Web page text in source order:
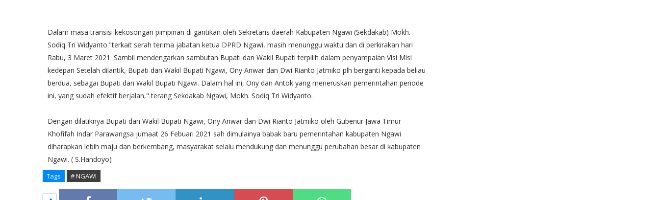
Dalam masa transisi kekosongan pimpinan di gantikan oleh Sekretaris daerah Kabupaten Ngawi (Sekdakab) Mokh.
Sodiq Tri Widyanto."terkait serah terima jabatan ketua DPRD Ngawi, masih menunggu waktu dan di perkirakan hari
Rabu, 3 Maret 2021. Sambil mendengarkan sambutan Bupati dan Wakil Bupati terpilih dalam penyampaian Visi Misi
kedepan Setelah dilantik, Bupati dan Wakil Bupati Ngawi, Ony Anwar dan Dwi Rianto Jatmiko plh berganti kepada beliau
berdua, sebagai Bupati dan Wakil Bupati Ngawi. Dalam hal ini, Ony dan Antok yang meneruskan pemerintahan periode
ini, yang sudah efektif berjalan," terang Sekdakab Ngawi, Mokh. Sodiq Tri Widyanto.
Dengan dilatiknya Bupati dan Wakil Bupati Ngawi, Ony Anwar dan Dwi Rianto Jatmiko oleh Gubenur Jawa Timur
Khofifah Indar Parawangsa jumaat 26 Febuari 2021 sah dimulainya babak baru pemerintahan kabupaten Ngawi
diharapkan lebih maju dan berkembang, masyarakat selalu mendukung dan menunggu perubahan besar di kabupaten
Ngawi. ( S.Handoyo)
Tags # NGAWI